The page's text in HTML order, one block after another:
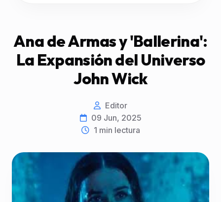
Ana de Armas y 'Ballerina':
La Expansión del Universo
John Wick
Editor
09 Jun, 2025
1 min lectura